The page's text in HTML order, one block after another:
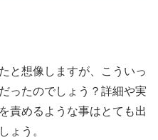
と想像しますが、こういっ
ったのでしょう？詳細や実
責めるような事はとても出
ょう。